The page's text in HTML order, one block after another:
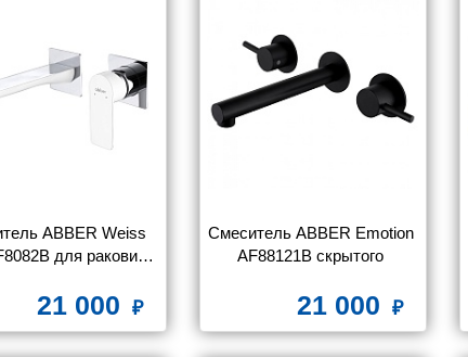
ABBER Weiss
для раковины
матовый
21 000
Смеситель ABBER Emotion
AF88121B скрытого
черный матовый
21 000